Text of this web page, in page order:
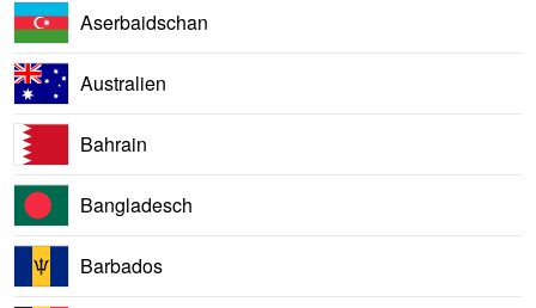
Aserbaidschan
Australien
Bahrain
Bangladesch
Barbados